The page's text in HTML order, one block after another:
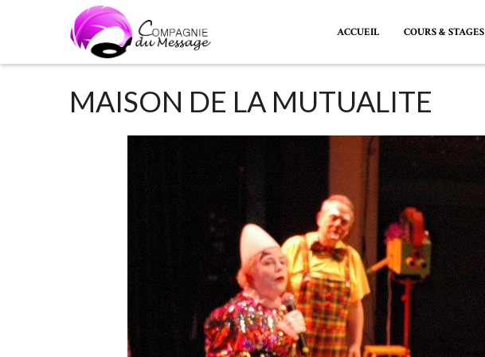
ACCUEIL COURS & STAGES
MAISON DE LA MUTUALITE